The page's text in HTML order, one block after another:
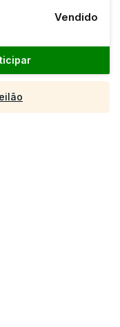
Vendido